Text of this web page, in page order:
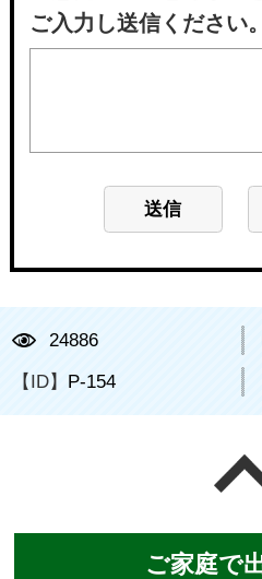
ご入力し送信ください。
24886
【ID】 P-154
ご家庭で